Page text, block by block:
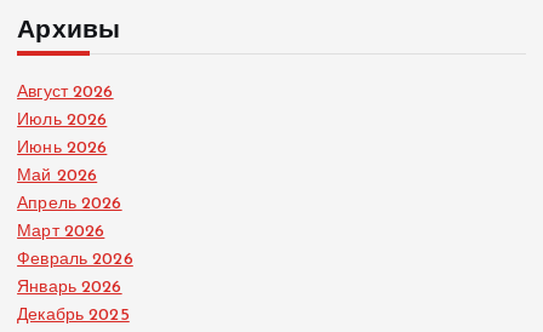
Архивы
Август 2026
Июль 2026
Июнь 2026
Май 2026
Апрель 2026
Март 2026
Февраль 2026
Январь 2026
Декабрь 2025